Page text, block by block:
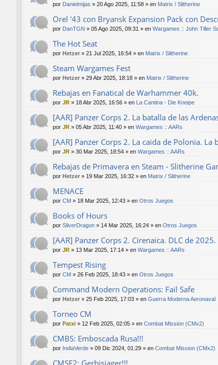
por Danielmijas » 20 Ago 2025, 11:58 » en Matrix / Slitherine
Orel '43 con Bryansk Expansion Pack con
por DanTGN » 05 Ago 2025, 09:31 » en Wargames :: John Tiller
The Hot Seat
por Hetzer » 21 Jul 2025, 16:54 » en Matrix / Slitherine
Steam Wargames Fest
por Hetzer » 29 Abr 2025, 18:18 » en Matrix / Slitherine
Rebajas en Fanatical de Warhammer 40k.
por JR » 18 Abr 2025, 16:56 » en La Cantina - Die Kneipe
[AAR] Panzer Corps 2. La batalla de las
por JR » 05 Abr 2025, 11:40 » en Wargames :: AARs
[AAR] Panzer Corps 2. La caida de Polonia. La
por JR » 30 Mar 2025, 18:54 » en Wargames :: AARs
Rebajas de Primavera en Steam - Slitherine
por Hetzer » 19 Mar 2025, 16:32 » en Matrix / Slitherine
MENACE
por CM » 18 Mar 2025, 12:43 » en Otros Juegos
Books of Hours
por SilverDragon » 14 Mar 2025, 16:24 » en Otros Juegos
[AAR] Panzer Corps 2. Cirenaica. DLC de 2025.
por JR » 13 Mar 2025, 17:14 » en Wargames :: AARs
Tempest Rising
por CM » 26 Feb 2025, 18:43 » en Otros Juegos
Command Modern Operations: Fail Safe
por Hetzer » 25 Feb 2025, 17:03 » en Guerra Moderna Aeronaval
Torneo CM
por Patxi » 12 Feb 2025, 02:05 » en Combat Mission (CMx2)
CMBS: Emboscada Rusa!!!
por IndiaVerde » 09 Dic 2024, 01:29 » en Combat Mission (CMx2)